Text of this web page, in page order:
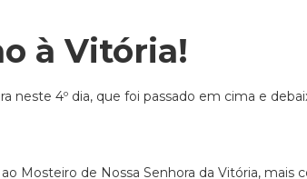
à Vitória!
neste 4º dia, que foi passado em cima e
Mosteiro de Nossa Senhora da Vitória, mais